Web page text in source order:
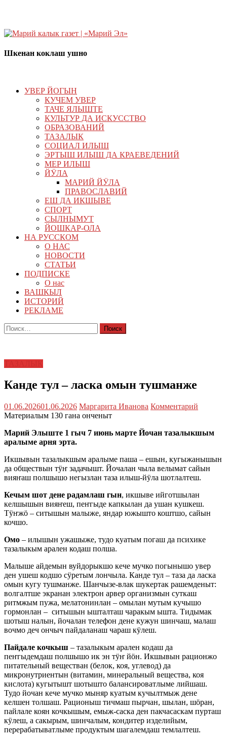
Шкенан коклаш ушно
УВЕР ЙОГЫН
КУЧЕМ УВЕР
ТАЧЕ ЯЛЫШТЕ
КУЛЬТУР ДА ИСКУССТВО
ОБРАЗОВАНИЙ
ТАЗАЛЫК
СОЦИАЛ ИЛЫШ
ЭРТЫШ ИЛЫШ ДА КРАЕВЕДЕНИЙ
МЕР ИЛЫШ
ЙӰЛА
МАРИЙ ЙӰЛА
ПРАВОСЛАВИЙ
ЕШ ДА ИКШЫВЕ
СПОРТ
СЫЛНЫМУТ
ЙОШКАР-ОЛА
НА РУССКОМ
О НАС
НОВОСТИ
СТАТЬИ
ПОДПИСКЕ
О нас
ВАШКЫЛ
ИСТОРИЙ
РЕКЛАМЕ
Найти:
Канде тул – ласка омын тушманже
01.06.202601.06.2026 Маргарита Иванова Комментарий
Материалым 130 гана онченыт
Марий Элыште 1 гыч 7 июнь марте Йочан тазалыкшым
аралыме арня эрта.
Икшывын тазалыкшым аралыме паша – ешын, кугыжанышын
да обществын тӱҥ задачышт. Йочалан чыла велымат сайын
вияҥаш полшышо негызлан таза илыш-йӱла шотлалтеш.
Кечым шот дене радамлаш гын, икшыве ийготшылан
келшышын вияҥеш, пеҥгыде капкылан да ушан кушкеш.
Тӱҥжӧ – ситышын малыже, яндар южышто коштшо, сайын
кочшо.
Омо – илышын ужашыже, тудо куатым погаш да психике
тазалыкым арален кодаш полша.
Малыше айдемын вуйдорыкшо кече мучко погынышо увер
ден ушеш кодшо сӱретым лончыла. Канде тул – таза да ласка
омын кугу тушманже. Шанчызе-влак шукертак рашемденыт:
волгалтше экранан электрон арвер организмын суткаш
ритмжым пужа, мелатонинлан – омылан мутым кучышо
гормонлан – ситышын ышталташ чаракым ышта. Тидымак
шотыш налын, йочалан телефон дене кужун шинчаш, малаш
вочмо деч ончыч пайдаланаш чараш кӱлеш.
Пайдале кочкыш – тазалыкым арален кодаш да
пеҥгыдемдаш полшышо ик эн тӱҥ йӧн. Икшывын рационжо
питательный веществан (белок, коя, углевод) да
микронутриентын (витамин, минеральный вещества, коя
кислота) кугытышт шотышто балансироватлыме лийшаш.
Тудо йочан кече мучко мыняр куатым кучылтмыж дене
келшен толшаш. Рационыш тичмаш пырчан, шылан, шӧран,
пайлале коян кочкышым, емыж-саска ден пакчасаскам пурташ
кӱлеш, а сакырым, шинчалым, кондитер изделийым,
перерабатыватлыме продуктым шагалемдаш темлалтеш.